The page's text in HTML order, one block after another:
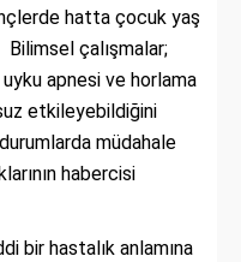
hatta çocuk yaş
Bilimsel çalışmalar;
apnesi ve horlama
etkileyebildiğini
müdahale
habercisi
bir hastalık anlamına